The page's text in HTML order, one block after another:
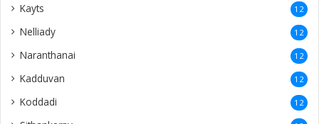
Kayts 12
Nelliady 12
Naranthanai 12
Kadduvan 12
Koddadi 12